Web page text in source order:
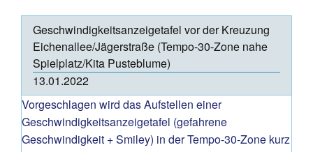
Geschwindigkeitsanzeigetafel vor der Kreuzung
Eichenallee/Jägerstraße (Tempo-30-Zone nahe
Spielplatz/Kita Pusteblume)
13.01.2022
Vorgeschlagen wird das Aufstellen einer
Geschwindigkeitsanzeigetafel (gefahrene
Geschwindigkeit + Smiley) in der Tempo-30-Zone kurz